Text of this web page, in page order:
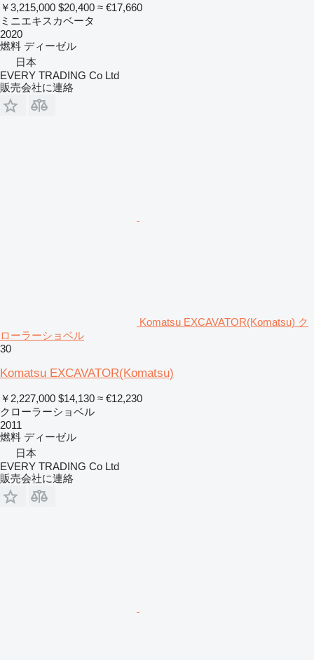
￥3,215,000 $20,400 ≈ €17,660
ミニエキスカベータ
2020
燃料 ディーゼル
日本
EVERY TRADING Co Ltd
販売会社に連絡
Komatsu EXCAVATOR(Komatsu) ク
ローラーショベル
30
Komatsu EXCAVATOR(Komatsu)
￥2,227,000 $14,130 ≈ €12,230
クローラーショベル
2011
燃料 ディーゼル
日本
EVERY TRADING Co Ltd
販売会社に連絡